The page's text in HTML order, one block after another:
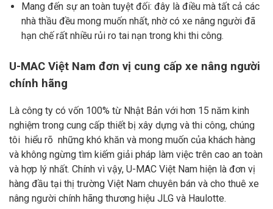
Mang đến sự an toàn tuyệt đối: đây là điều mà tất cả các
nhà thầu đều mong muốn nhất, nhờ có xe nâng người đã
hạn chế rất nhiều rủi ro tai nạn trong khi thi công.
U-MAC Việt Nam đơn vị cung cấp xe nâng người
chính hãng
Là công ty có vốn 100% từ Nhật Bản với hơn 15 năm kinh
nghiệm trong cung cấp thiết bị xây dựng và thi công, chúng
tôi hiểu rõ những khó khăn và mong muốn của khách hàng
và không ngừng tìm kiếm giải pháp làm việc trên cao an toàn
và hợp lý nhất. Chính vì vậy, U-MAC Việt Nam hiện là đơn vị
hàng đầu tại thị trường Việt Nam chuyên bán và cho thuê xe
nâng người chính hãng thương hiệu JLG và Haulotte.